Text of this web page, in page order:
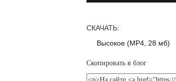
СКАЧАТЬ:
Высокое (MP4, 28 мб)
Скопировать в блог